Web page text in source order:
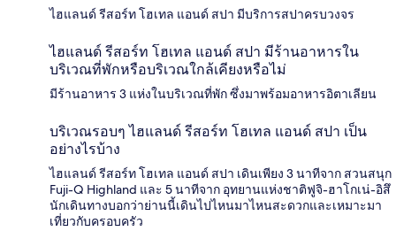
ไฮแลนด์ รีสอร์ท โฮเทล แอนด์ สปา มีบริการสปาครบวงจร
ไฮแลนด์ รีสอร์ท โฮเทล แอนด์ สปา มีร้านอาหารใน
บริเวณที่พักหรือบริเวณใกล้เคียงหรือไม่
มีร้านอาหาร 3 แห่งในบริเวณที่พัก ซึ่งมาพร้อมอาหารอิตาเลียน
บริเวณรอบๆ ไฮแลนด์ รีสอร์ท โฮเทล แอนด์ สปา เป็น
อย่างไรบ้าง
ไฮแลนด์ รีสอร์ท โฮเทล แอนด์ สปา เดินเพียง 3 นาทีจาก สวนสนุก
Fuji-Q Highland และ 5 นาทีจาก อุทยานแห่งชาติฟูจิ-ฮาโกเน่-อิสึ
นักเดินทางบอกว่าย่านนี้เดินไปไหนมาไหนสะดวกและเหมาะมา
เที่ยวกับครอบครัว